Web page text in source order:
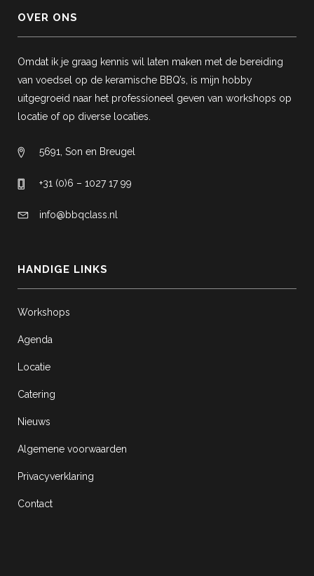
OVER ONS
Omdat ik je graag kennis wil laten maken met de bereiding
van voedsel op de keramische BBQ’s, is mijn hobby
uitgegroeid naar het professioneel geven van workshops op
locatie of op diverse locaties.
5691, Son en Breugel
+31 (0)6 – 1027 17 99
info@bbqclass.nl
HANDIGE LINKS
Workshops
Agenda
Locatie
Catering
Nieuws
Algemene voorwaarden
Privacyverklaring
Contact